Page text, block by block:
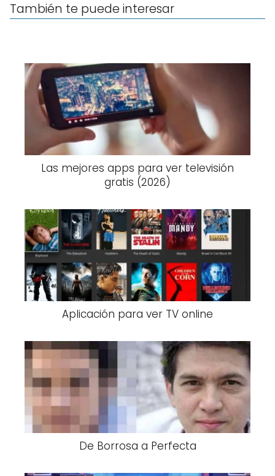
También te puede interesar
Las mejores apps para ver televisión
gratis (2026)
Aplicación para ver TV online
De Borrosa a Perfecta